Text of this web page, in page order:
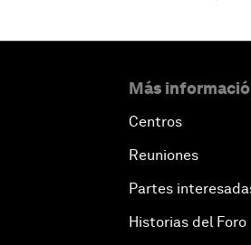
Más
Centros
Reuniones
Partes
Historias del Foro